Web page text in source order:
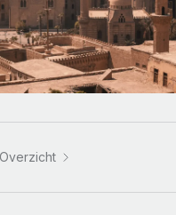
in workflows integreren
essentiële HR-functies
uitbreiden met HR solutions
HR voor grote bedrijven
ONS SAMEN
en templates
Overzicht